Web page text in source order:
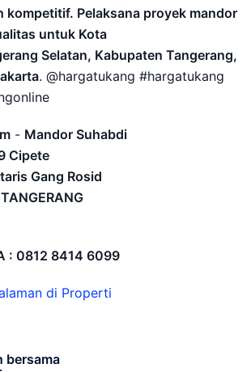
kompetitif. Pelaksana proyek mandor
untuk Kota
Selatan, Kabupaten Tangerang,
. @hargatukang #hargatukang
- Mandor Suhabdi
Cipete
Gang Rosid
: 0812 8414 6099
di Properti
bersama